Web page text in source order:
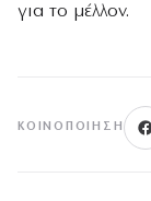
για το μέλλον.
ΚΟΙΝΟΠΟΊΗΣΗ